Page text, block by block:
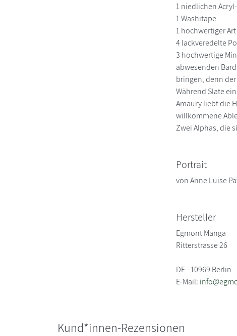
1 niedlichen
1 Washitape
1 hochwertiger
4 lackveredelte
3 hochwertige
abwesenden
bringen, denn
Während Slate
Amaury liebt die
willkommene
Zwei Alphas, die
Portrait
von Anne Luise
Hersteller
Egmont Manga
Ritterstrasse 26
DE - 10969 Berlin
E-Mail:
Kund*innen-Rezensionen